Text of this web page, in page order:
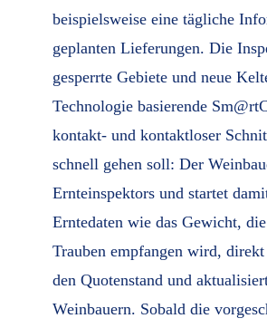
beispielsweise eine tägliche
geplanten Lieferungen. Die
gesperrte Gebiete und neue
Technologie basierende
kontakt- und kontaktloser
schnell gehen soll: Der
Ernteinspektors und startet
Erntedaten wie das Gewicht,
Trauben empfangen wird,
den Quotenstand und
Weinbauern. Sobald die